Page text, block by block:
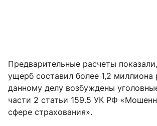
Предварительные расчеты
ущерб составил более 1,2 миллиона
данному делу возбуждены
части 2 статьи 159.5 УК РФ
сфере страхования».